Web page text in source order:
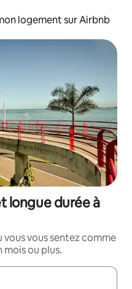
logement sur Airbnb
longue durée à
vous sentez comme
mois ou plus.